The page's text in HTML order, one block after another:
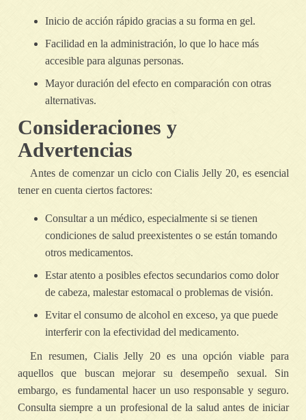
Inicio de acción rápido gracias a su forma en gel.
Facilidad en la administración, lo que lo hace más
accesible para algunas personas.
Mayor duración del efecto en comparación con otras
alternativas.
Consideraciones y
Advertencias
Antes de comenzar un ciclo con Cialis Jelly 20, es esencial
tener en cuenta ciertos factores:
Consultar a un médico, especialmente si se tienen
condiciones de salud preexistentes o se están tomando
otros medicamentos.
Estar atento a posibles efectos secundarios como dolor
de cabeza, malestar estomacal o problemas de visión.
Evitar el consumo de alcohol en exceso, ya que puede
interferir con la efectividad del medicamento.
En resumen, Cialis Jelly 20 es una opción viable para
aquellos que buscan mejorar su desempeño sexual. Sin
embargo, es fundamental hacer un uso responsable y seguro.
Consulta siempre a un profesional de la salud antes de iniciar